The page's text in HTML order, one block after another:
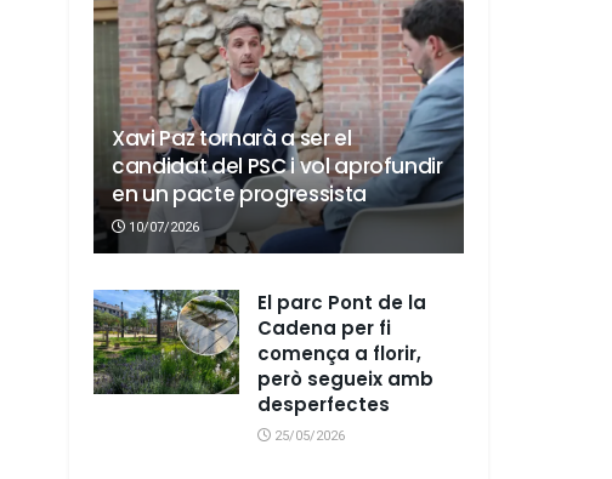
Xavi Paz tornarà a ser el
candidat del PSC i vol aprofundir
en un pacte progressista
10/07/2026
El parc Pont de la
Cadena per fi
comença a florir,
però segueix amb
desperfectes
25/05/2026